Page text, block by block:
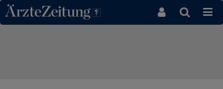
Direkt zum Inhaltsbereich